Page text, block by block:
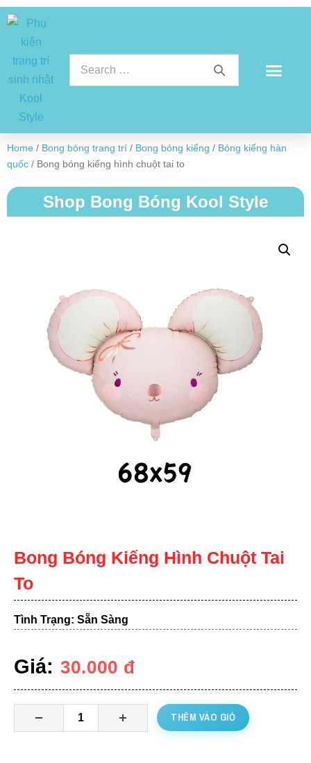
Home / Bong bóng trang trí / Bong bóng kiếng / Bóng kiếng hàn
quốc / Bong bóng kiếng hình chuột tai to
Shop Bong Bóng Kool Style
Bong Bóng Kiếng Hình Chuột Tai
To
Tình Trạng: Sẵn Sàng
Giá: 30.000 đ
THÊM VÀO GIỎ